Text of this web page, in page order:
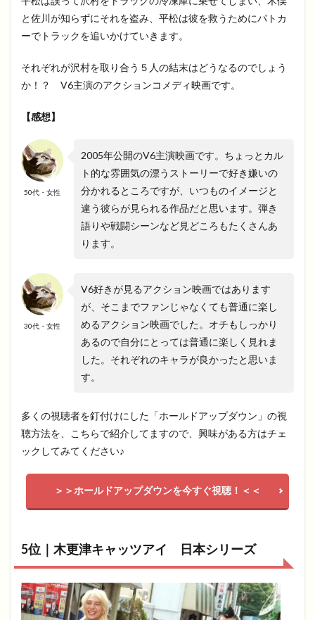
と佐川が知らずにそれを盗み、平松は彼を救うためにパトカ
ーでトラックを追いかけていきます。
それぞれが沢村を取り合う５人の結末はどうなるのでしょう
か！？ V6主演のアクションコメディ映画です。
【感想】
50代・女性
2005年公開のV6主演映画です。ちょっとカル
ト的な雰囲気の漂うストーリーで好き嫌いの
分かれるところですが、いつものイメージと
違う彼らが見られる作品だと思います。弾き
語りや戦闘シーンなど見どころもたくさんあ
ります。
30代・女性
V6好きが見るアクション映画ではあります
が、そこまでファンじゃなくても普通に楽し
めるアクション映画でした。オチもしっかり
あるので自分にとっては普通に楽しく見れま
した。それぞれのキャラが良かったと思いま
す。
多くの視聴者を釘付けにした「ホールドアップダウン」の視
聴方法を、こちらで紹介してますので、興味がある方はチェ
ックしてみてください♪
＞＞ホールドアップダウンを今すぐ視聴！＜＜
5位｜木更津キャッツアイ 日本シリーズ